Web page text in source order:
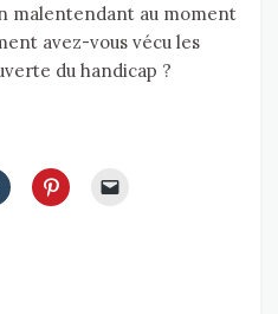
malentendant au moment
avez-vous vécu les
du handicap ?